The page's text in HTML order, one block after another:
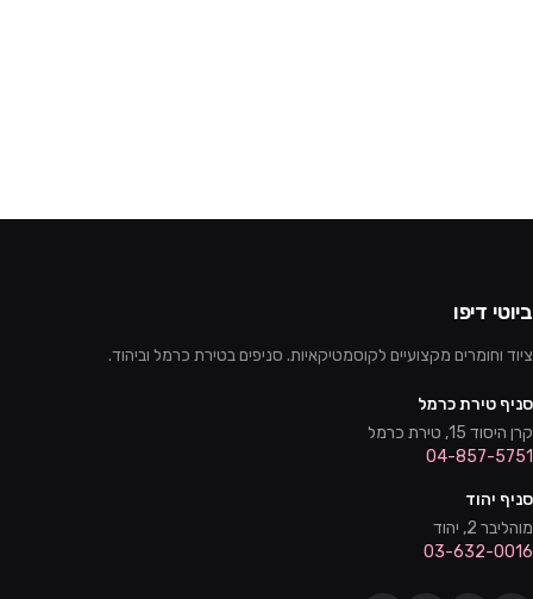
ביוטי דיפו
ציוד וחומרים מקצועיים לקוסמטיקאיות. סניפים בטירת כרמל וביהוד.
סניף טירת כרמל
קרן היסוד 15, טירת כרמל
04-857-5751
סניף יהוד
מוהליבר 2, יהוד
03-632-0016